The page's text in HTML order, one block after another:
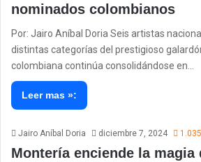
nominados colombianos
Por: Jairo Aníbal Doria Seis artistas
distintas categorías del prestigioso
colombiana continúa consolidándose en…
Leer mas »:
Jairo Aníbal Doria diciembre 7, 2024 1.035
Montería enciende la magia